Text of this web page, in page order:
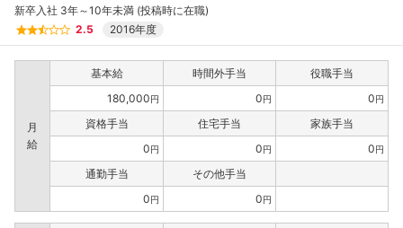
新卒入社 3年～10年未満 (投稿時に在職)
2.5
2016年度
月
給
基本給 時間外手当
役職手当
180,000円 0円 0円
資格手当 住宅手当
家族手当
0円 0円 0円
通勤手当
その他手当
0円 0円